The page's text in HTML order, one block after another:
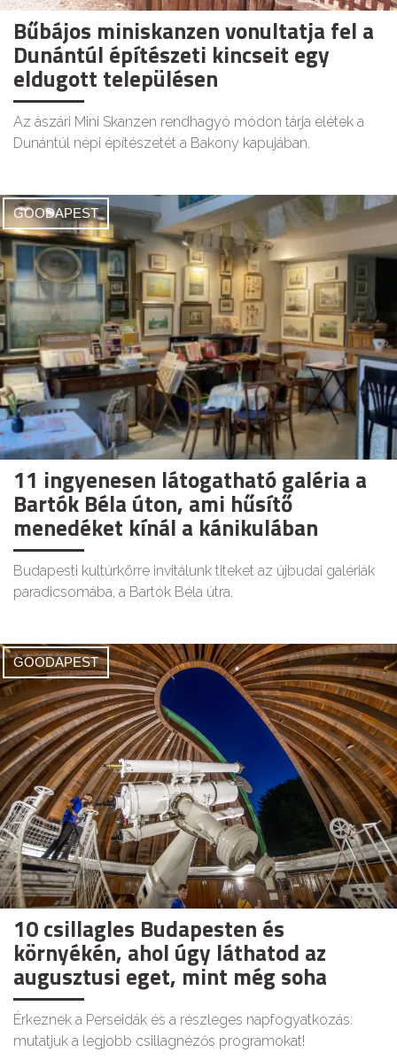
Bűbájos miniskanzen vonultatja fel a
Dunántúl építészeti kincseit egy
eldugott településen
Az ászári Mini Skanzen rendhagyó módon tárja elétek a
Dunántúl népi építészetét a Bakony kapujában.
GOODAPEST
11 ingyenesen látogatható galéria a
Bartók Béla úton, ami hűsítő
menedéket kínál a kánikulában
Budapesti kultúrkörre invitálunk titeket az újbudai galériák
paradicsomába, a Bartók Béla útra.
GOODAPEST
10 csillagles Budapesten és
környékén, ahol úgy láthatod az
augusztusi eget, mint még soha
Érkeznek a Perseidák és a részleges napfogyatkozás:
mutatjuk a legjobb csillagnézős programokat!